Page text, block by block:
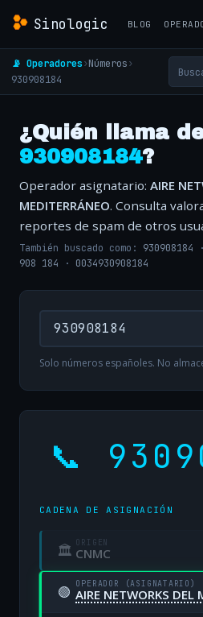
Sinologic BLOG
📡 Operadores›Números›
930908184
¿Quién llama
930908184?
Operador asignatario: AIRE
MEDITERRÁNEO. Consulta
reportes de spam de otros
También buscado como: 930908184 ·
908 184 · 0034930908184
Solo números españoles. No
📞
CADENA DE ASIGNACIÓN
🏛 ORIGEN
CNMC
🟢 OPERADOR (ASIGNATARIO)